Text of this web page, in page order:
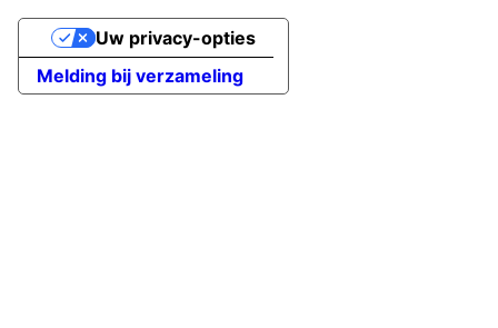
Melding bij verzameling
Uw privacy-opties